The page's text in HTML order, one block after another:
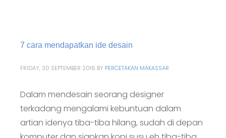
7 cara mendapatkan ide desain
FRIDAY, 30 SEPTEMBER 2016 BY PERCETAKAN MAKASSAR
Dalam mendesain seorang designer
terkadang mengalami kebuntuan dalam
artian idenya tiba-tiba hilang, sudah di depan